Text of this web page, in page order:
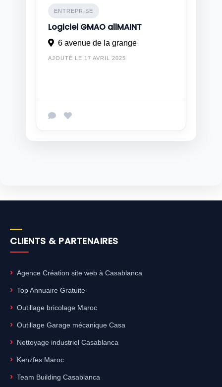
ENTREPRISE
Logiciel GMAO allMAINT
6 avenue de la grange
AJOUTÉ LE 17 AVRIL 2025
CLIENTS & PARTENAIRES
Agence Création site web à Casablanca
Top Annuaire Gratuite
Outillage bricolage Maroc
Outillage Garage mécanique Casa
Nettoyage industriel Casablanca
Kenzfes Maroc
Team Building Casablanca